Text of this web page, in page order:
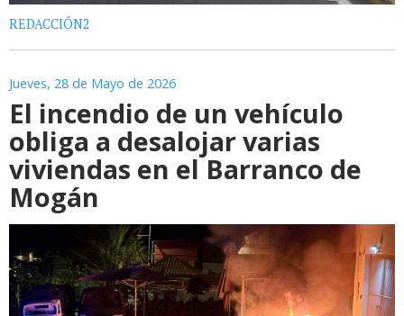
REDACCIÓN2
Jueves, 28 de Mayo de 2026
El incendio de un vehículo
obliga a desalojar varias
viviendas en el Barranco de
Mogán